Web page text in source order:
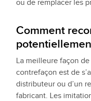
ou de remplacer les
Comment
La meilleure façon
contrefaçon est de
distributeur ou d’un
fabricant. Les